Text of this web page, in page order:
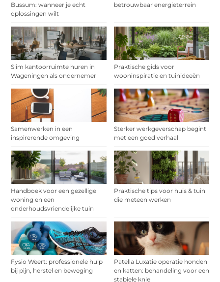
Bussum: wanneer je echt
oplossingen wilt
betrouwbaar energieterrein
Slim kantoorruimte huren in
Wageningen als ondernemer
Praktische gids voor
wooninspiratie en tuinideeën
Samenwerken in een
inspirerende omgeving
Sterker werkgeverschap begint
met een goed verhaal
Handboek voor een gezellige
woning en een
onderhoudsvriendelijke tuin
Praktische tips voor huis & tuin
die meteen werken
Fysio Weert: professionele hulp
bij pijn, herstel en beweging
Patella Luxatie operatie honden
en katten: behandeling voor een
stabiele knie